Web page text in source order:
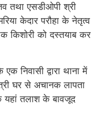
तथा एसडीओपी श्री
केदार परौहा के नेतृत्व
किशोरी को दस्तयाब कर
निवासी द्वारा थाना में
घर से अचानक लापता
यहां तलाश के बावजूद